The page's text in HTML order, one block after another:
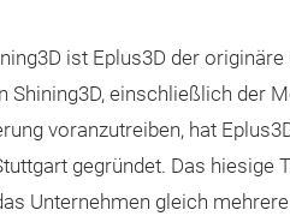
ist Eplus3D der
Shining3D, einschließlich der
voranzutreiben, hat
gegründet. Das hiesige
Unternehmen gleich